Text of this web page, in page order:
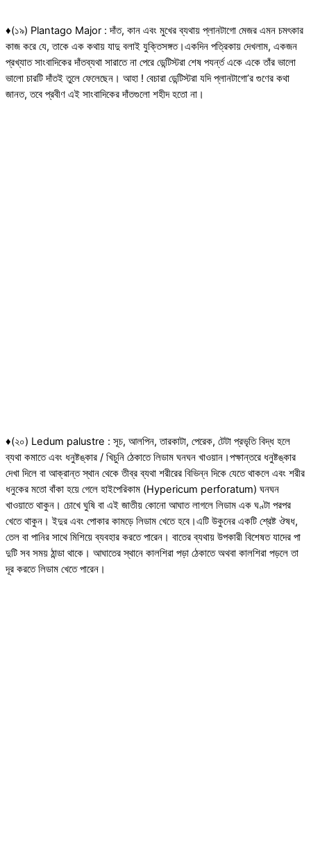
♦(১৯) Plantago Major : দাঁত, কান এবং মুখের ব্যথায় প্লানটাগো মেজর এমন চমৎকার
কাজ করে যে, তাকে এক কথায় যাদু বলাই যুক্তিসঙ্গত।একদিন পত্রিকায় দেখলাম, একজন
প্রখ্যাত সাংবাদিকের দাঁতব্যথা সারাতে না পেরে ডেন্টিস্টরা শেষ পযর্ন্ত একে একে তাঁর ভালো
ভালো চারটি দাঁতই তুলে ফেলেছেন। আহা ! বেচারা ডেন্টিস্টরা যদি প্লানটাগো’র গুণের কথা
জানত, তবে প্রবীণ এই সাংবাদিকের দাঁতগুলো শহীদ হতো না।
♦(২০) Ledum palustre : সূচ, আলপিন, তারকাটা, পেরেক, টেটা প্রভৃতি বিদ্ধ হলে
ব্যথা কমাতে এবং ধনুষ্টঙ্কার / খিচুনি ঠেকাতে লিডাম ঘনঘন খাওয়ান।পক্ষান্তরে ধনুষ্টঙ্কার
দেখা দিলে বা আক্রান্ত স্থান থেকে তীব্র ব্যথা শরীরের বিভিন্ন দিকে যেতে থাকলে এবং শরীর
ধনুকের মতো বাঁকা হয়ে গেলে হাইপেরিকাম (Hypericum perforatum) ঘনঘন
খাওয়াতে থাকুন। চোখে ঘুষি বা এই জাতীয় কোনো আঘাত লাগলে লিডাম এক ঘণ্টা পরপর
খেতে থাকুন। ইদুর এবং পোকার কামড়ে লিডাম খেতে হবে।এটি উকুনের একটি শ্রেষ্ট ঔষধ,
তেল বা পানির সাথে মিশিয়ে ব্যবহার করতে পারেন। বাতের ব্যথায় উপকারী বিশেষত যাদের পা
দুটি সব সময় ঠান্ডা থাকে। আঘাতের স্থানে কালশিরা পড়া ঠেকাতে অথবা কালশিরা পড়লে তা
দূর করতে লিডাম খেতে পারেন।